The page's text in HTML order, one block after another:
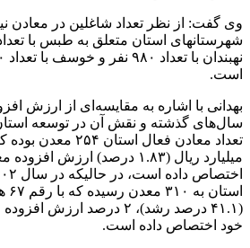
وی گفت: از نظر تعداد شاغلین در معادن
است.
بهدانی با اشاره به مقایسه‌ای از ارزش
میلیارد ریال (۱.۸۳ درصد)
(۴۱.۱ درصد رشد)، ۲ درصد
خود اختصاص داده است.